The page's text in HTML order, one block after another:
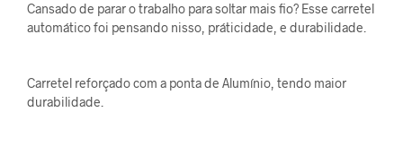
Cansado de parar o trabalho para soltar mais fio? Esse carretel
automático foi pensando nisso, práticidade, e durabilidade.
Carretel reforçado com a ponta de Alumínio, tendo maior
durabilidade.